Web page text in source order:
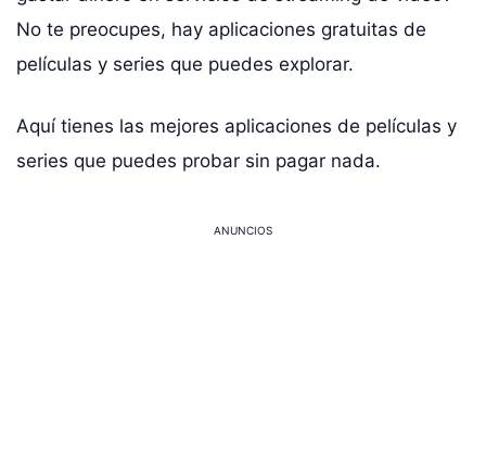
No te preocupes, hay aplicaciones gratuitas de
películas y series que puedes explorar.
Aquí tienes las mejores aplicaciones de películas y
series que puedes probar sin pagar nada.
ANUNCIOS